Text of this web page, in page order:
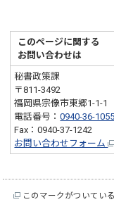
このページに関する
お問い合わせは
秘書政策課
〒811-3492
福岡県宗像市東郷1-1-1
電話番号：0940-36-1055
Fax：0940-37-1242
お問い合わせフォーム
このマークがついてい